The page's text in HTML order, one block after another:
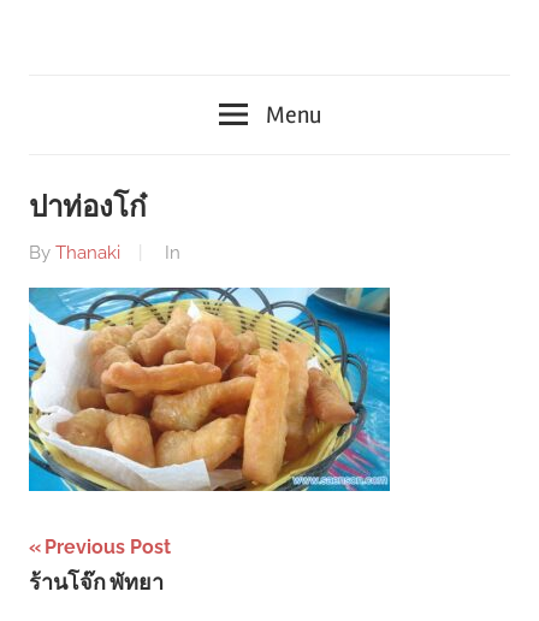
Menu
ปาท่องโก๋
By Thanaki In
Post
navigation
Previous Post
ร้านโจ๊ก พัทยา